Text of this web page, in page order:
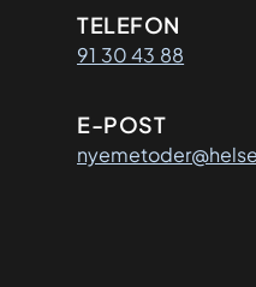
TELEFON
91 30 43 88
E-POST